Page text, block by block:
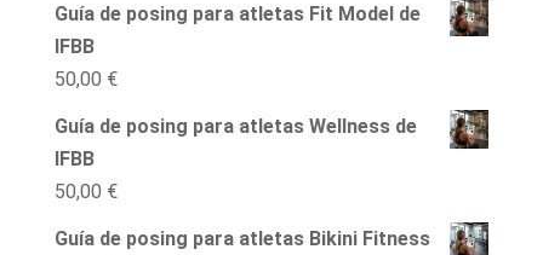
Guía de posing para atletas Fit Model de
IFBB
50,00 €
Guía de posing para atletas Wellness de
IFBB
50,00 €
Guía de posing para atletas Bikini Fitness